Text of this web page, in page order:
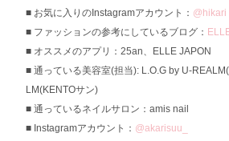
お気に入りのInstagramアカウント： @hikari
ファッションの参考にしているブログ：
オススメのアプリ：25an、ELLE JAPON
通っている美容室(担当): L.O.G by U-
LM(KENTOサン)
通っているネイルサロン：amis nail
Instagramアカウント： @akarisuu_